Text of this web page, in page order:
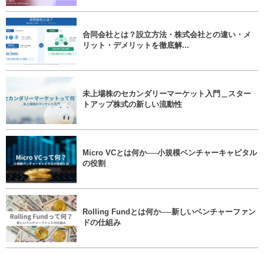
合同会社とは？設立方法・株式会社との違い・メ
リット・デメリットを徹底解...
未上場株のセカンダリーマーケット入門＿スター
トアップ株式の新しい流動性
Micro VCとは何か──小規模ベンチャーキャピタル
の役割
Rolling Fundとは何か──新しいベンチャーファン
ドの仕組み